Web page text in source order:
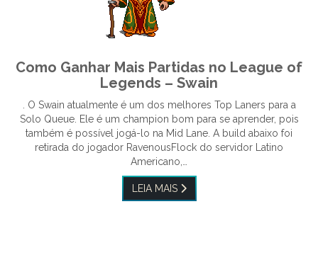
Como Ganhar Mais Partidas no League of
Legends – Swain
. O Swain atualmente é um dos melhores Top Laners para a
Solo Queue. Ele é um champion bom para se aprender, pois
também é possível jogá-lo na Mid Lane. A build abaixo foi
retirada do jogador RavenousFlock do servidor Latino
Americano,…
LEIA MAIS